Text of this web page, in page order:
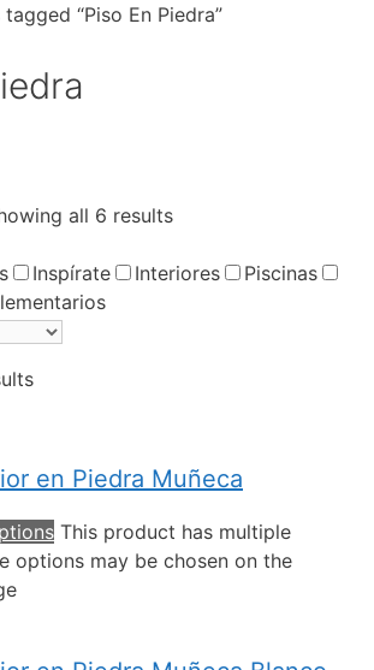
“Piso En Piedra”
all 6 results
Inspírate Interiores
Piscinas
en Piedra Muñeca
This product has multiple
options may be chosen on the